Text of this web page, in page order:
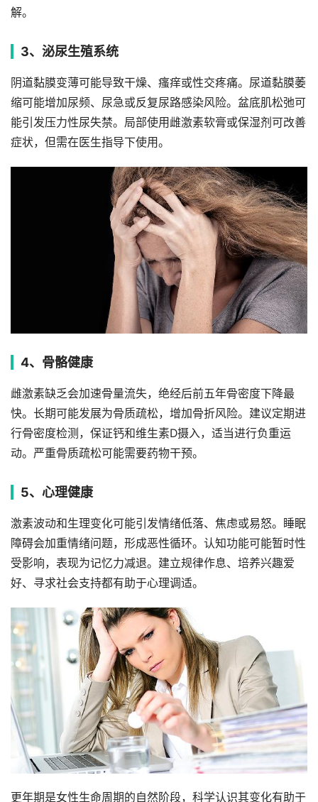
解。
3、泌尿生殖系统
阴道黏膜变薄可能导致干燥、瘙痒或性交疼痛。尿道黏膜萎
缩可能增加尿频、尿急或反复尿路感染风险。盆底肌松弛可
能引发压力性尿失禁。局部使用雌激素软膏或保湿剂可改善
症状，但需在医生指导下使用。
4、骨骼健康
雌激素缺乏会加速骨量流失，绝经后前五年骨密度下降最
快。长期可能发展为骨质疏松，增加骨折风险。建议定期进
行骨密度检测，保证钙和维生素D摄入，适当进行负重运
动。严重骨质疏松可能需要药物干预。
5、心理健康
激素波动和生理变化可能引发情绪低落、焦虑或易怒。睡眠
障碍会加重情绪问题，形成恶性循环。认知功能可能暂时性
受影响，表现为记忆力减退。建立规律作息、培养兴趣爱
好、寻求社会支持都有助于心理调适。
更年期是女性生命周期的自然阶段，科学认识其变化有助于